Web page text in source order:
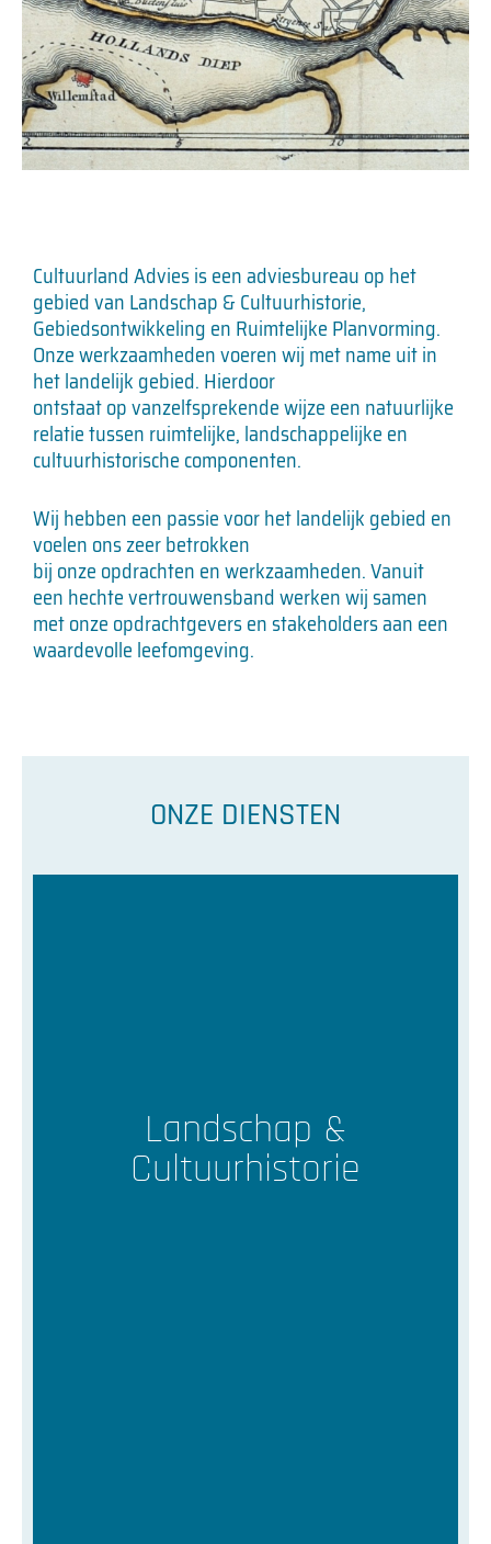
Landschaps-biografie
Hoeksche Waard
De Hoeksche Waard is een bijzonder eiland in het
zuidwesten van ons land. Samen met het eiland
gemeente Hoeksche Waard. Het rijke en
dynamische verleden van het eiland heeft de
gemeenschap gevormd.
Lees meer
Cultuurland Advies is een adviesbureau op het
gebied van Landschap & Cultuurhistorie,
Gebiedsontwikkeling en Ruimtelijke Planvorming.
Onze werkzaamheden voeren wij met name uit in
het landelijk gebied. Hierdoor
ontstaat op vanzelfsprekende wijze een natuurlijke
relatie tussen ruimtelijke, landschappelijke en
cultuurhistorische componenten.
Wij hebben een passie voor het landelijk gebied en
voelen ons zeer betrokken
bij onze opdrachten en werkzaamheden. Vanuit
een hechte vertrouwensband werken wij samen
met onze opdrachtgevers en stakeholders aan een
waardevolle leefomgeving.
ONZE DIENSTEN
Landschap &
Cultuurhistorie